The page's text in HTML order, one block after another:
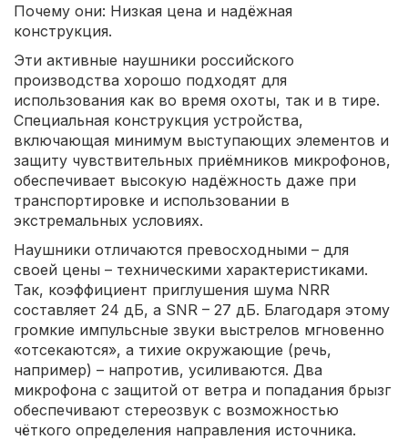
Почему они: Низкая цена и надёжная
конструкция.
Эти активные наушники российского
производства хорошо подходят для
использования как во время охоты, так и в тире.
Специальная конструкция устройства,
включающая минимум выступающих элементов и
защиту чувствительных приёмников микрофонов,
обеспечивает высокую надёжность даже при
транспортировке и использовании в
экстремальных условиях.
Наушники отличаются превосходными – для
своей цены – техническими характеристиками.
Так, коэффициент приглушения шума NRR
составляет 24 дБ, а SNR – 27 дБ. Благодаря этому
громкие импульсные звуки выстрелов мгновенно
«отсекаются», а тихие окружающие (речь,
например) – напротив, усиливаются. Два
микрофона с защитой от ветра и попадания брызг
обеспечивают стереозвук с возможностью
чёткого определения направления источника.